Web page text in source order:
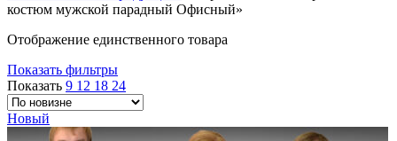
костюм мужской парадный Офисный»
Отображение единственного товара
Показать фильтры
Показать 9 12 18 24
Новый